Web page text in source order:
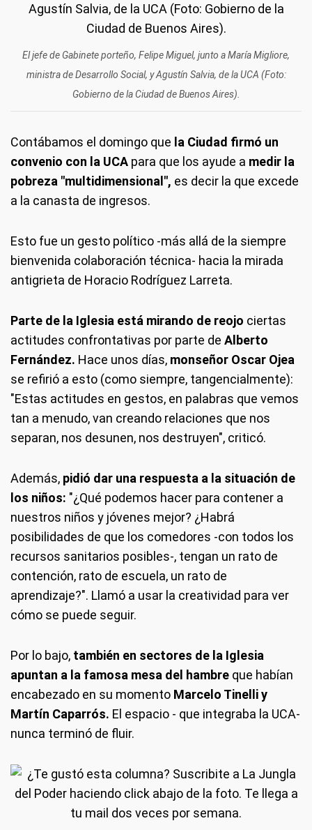
El jefe de Gabinete porteño, Felipe Miguel, junto a María Migliore,
ministra de Desarrollo Social, y Agustín Salvia, de la UCA (Foto:
Gobierno de la Ciudad de Buenos Aires).
Contábamos el domingo que la Ciudad firmó un
convenio con la UCA para que los ayude a medir la
pobreza "multidimensional", es decir la que excede
a la canasta de ingresos.
Esto fue un gesto político -más allá de la siempre
bienvenida colaboración técnica- hacia la mirada
antigrieta de Horacio Rodríguez Larreta.
Parte de la Iglesia está mirando de reojo ciertas
actitudes confrontativas por parte de Alberto
Fernández. Hace unos días, monseñor Oscar Ojea
se refirió a esto (como siempre, tangencialmente):
"Estas actitudes en gestos, en palabras que vemos
tan a menudo, van creando relaciones que nos
separan, nos desunen, nos destruyen", criticó.
Además, pidió dar una respuesta a la situación de
los niños: "¿Qué podemos hacer para contener a
nuestros niños y jóvenes mejor? ¿Habrá
posibilidades de que los comedores -con todos los
recursos sanitarios posibles-, tengan un rato de
contención, rato de escuela, un rato de
aprendizaje?". Llamó a usar la creatividad para ver
cómo se puede seguir.
Por lo bajo, también en sectores de la Iglesia
apuntan a la famosa mesa del hambre que habían
encabezado en su momento Marcelo Tinelli y
Martín Caparrós. El espacio - que integraba la UCA-
nunca terminó de fluir.